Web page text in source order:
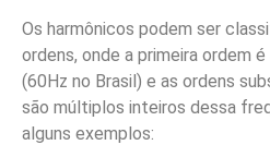
Os harmônicos podem ser
ordens, onde a primeira ordem
(60Hz no Brasil) e as ordens
são múltiplos inteiros dessa
alguns exemplos: